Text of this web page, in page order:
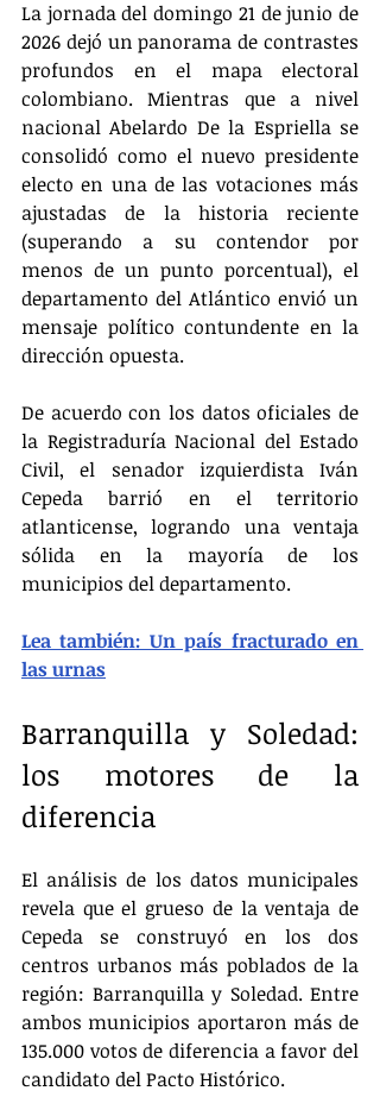
La jornada del domingo 21 de junio de
2026 dejó un panorama de contrastes
profundos en el mapa electoral
colombiano. Mientras que a nivel
nacional Abelardo De la Espriella se
consolidó como el nuevo presidente
electo en una de las votaciones más
ajustadas de la historia reciente
(superando a su contendor por
menos de un punto porcentual), el
departamento del Atlántico envió un
mensaje político contundente en la
dirección opuesta.
De acuerdo con los datos oficiales de
la Registraduría Nacional del Estado
Civil, el senador izquierdista Iván
Cepeda barrió en el territorio
atlanticense, logrando una ventaja
sólida en la mayoría de los
municipios del departamento.
Lea también: Un país fracturado en
las urnas
Barranquilla y Soledad:
los motores de la
diferencia
El análisis de los datos municipales
revela que el grueso de la ventaja de
Cepeda se construyó en los dos
centros urbanos más poblados de la
región: Barranquilla y Soledad. Entre
ambos municipios aportaron más de
135.000 votos de diferencia a favor del
candidato del Pacto Histórico.